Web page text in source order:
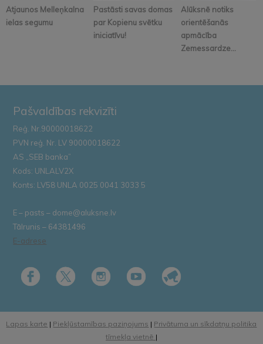
Atjaunos Melleņkalna
ielas segumu
Pastāsti savas domas
par Kopienu svētku
iniciatīvu!
Alūksnē notiks
orientēšanās
apmācība
Zemessardze...
Pašvaldības rekvizīti
Reģ. Nr.90000018622
PVN reģ. Nr. LV 90000018622
AS „SEB banka”
Kods: UNLALV2X
Konts: LV58 UNLA 0025 0041 3033 5
E – pasts – dome@aluksne.lv
Tālrunis – 64381496
E-adrese
Lapas karte | Piekļūstamības paziņojums | Privātuma un sīkdatņu politika
tīmekļa vietnē |